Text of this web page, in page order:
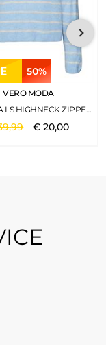
50%
VERO MODA
VMOLINA LS HIGHNECK ZIPPER BLOUSE NOOS BLUE BELL
,99 €20,00